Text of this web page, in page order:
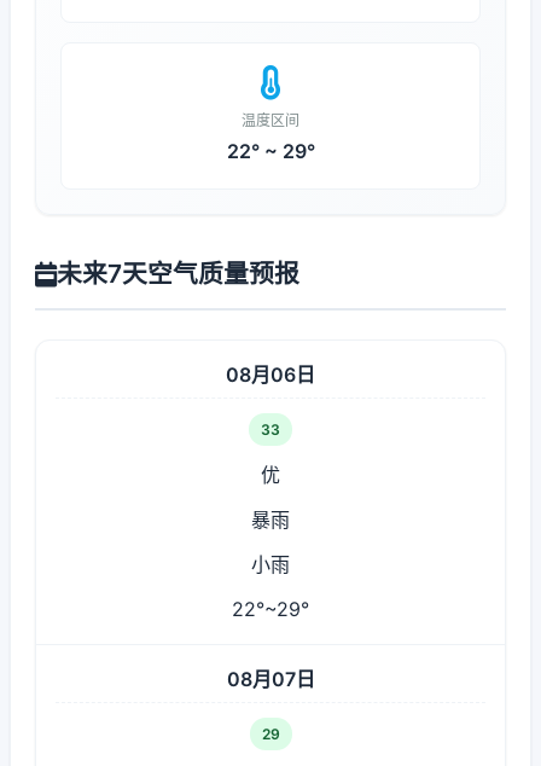
温度区间
22° ~ 29°
未来7天空气质量预报
08月06日
33
优
暴雨
小雨
22°~29°
08月07日
29